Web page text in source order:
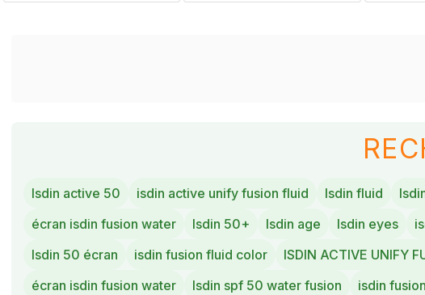
Isdin active 50 isdin active unify fusion fluid Isdin fluid
écran isdin fusion water
Isdin 50+ Isdin age Isdin eyes
Isdin 50 écran
isdin fusion fluid color ISDIN ACTIVE UNIFY
écran isdin fusion water
Isdin spf 50 water fusion isdin